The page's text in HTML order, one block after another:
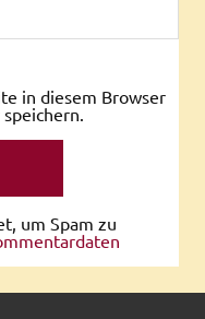
in diesem Browser
um Spam zu